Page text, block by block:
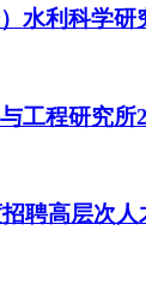
水利科学
工程研究
聘高层次人